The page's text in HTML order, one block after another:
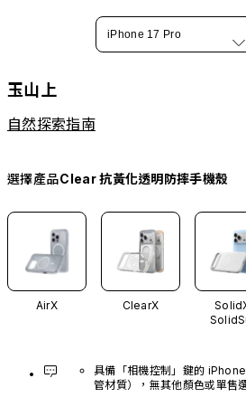
iPhone 17 Pro
玉山上
自然探索指南
選擇產品Clear 抗黃化透明防摔手機殼
AirX ClearX
具備「相機控制」鍵的
管材質），無其他顏色或單售